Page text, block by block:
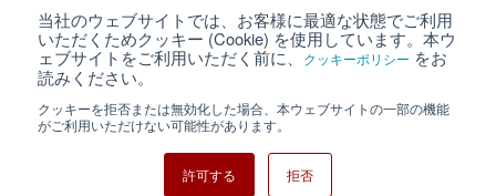
当社のウェブサイトでは、お客様に最適な状態でご利用
いただくためクッキー (Cookie) を使用しています。本ウ
ェブサイトをご利用いただく前に、
クッキーポリシー をお
読みください。
クッキーを拒否または無効化した場合、本ウェブサイトの一部の機能
がご利用いただけない可能性があります。
許可する 拒否
個人情報保護について ウェブサイト利用規約
クッキーポリシー
日清紡ホールディングス
Copyright ⓒ Nisshinbo Micro Devices Inc. All Rights Reserved.